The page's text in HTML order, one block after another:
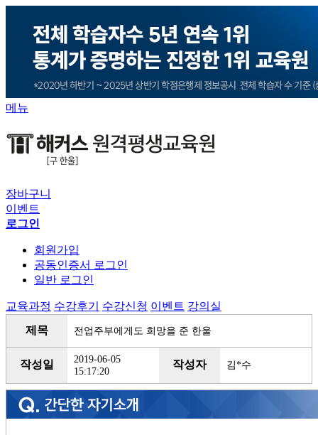
메뉴
장바구니
이벤트
로그인
회원가입
공동인증서 로그인
일반 로그인
교육과정 수강후기 수강신청 이벤트 강의실
제목
전업주부에게도 희망을 준 한울
작성일
2019-06-05
15:17:20
작성자 김*수